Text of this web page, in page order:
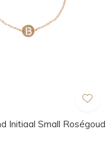
Initiaal Small Roségoud